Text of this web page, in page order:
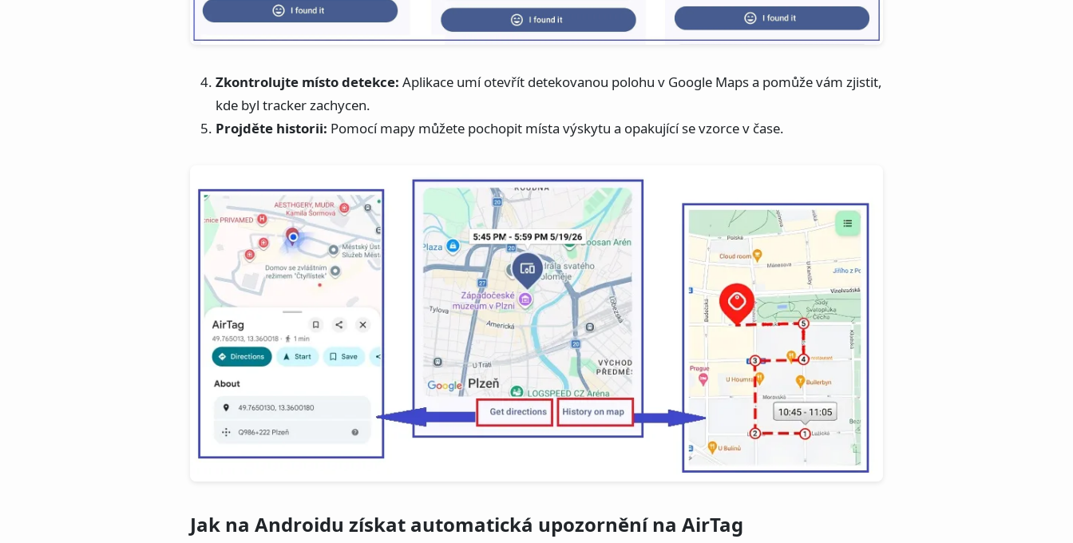
Zkontrolujte místo detekce: Aplikace umí otevřít detekovanou polohu v Google Maps a pomůže vám zjistit,
kde byl tracker zachycen.
Projděte historii: Pomocí mapy můžete pochopit místa výskytu a opakující se vzorce v čase.
Jak na Androidu získat automatická upozornění na AirTag